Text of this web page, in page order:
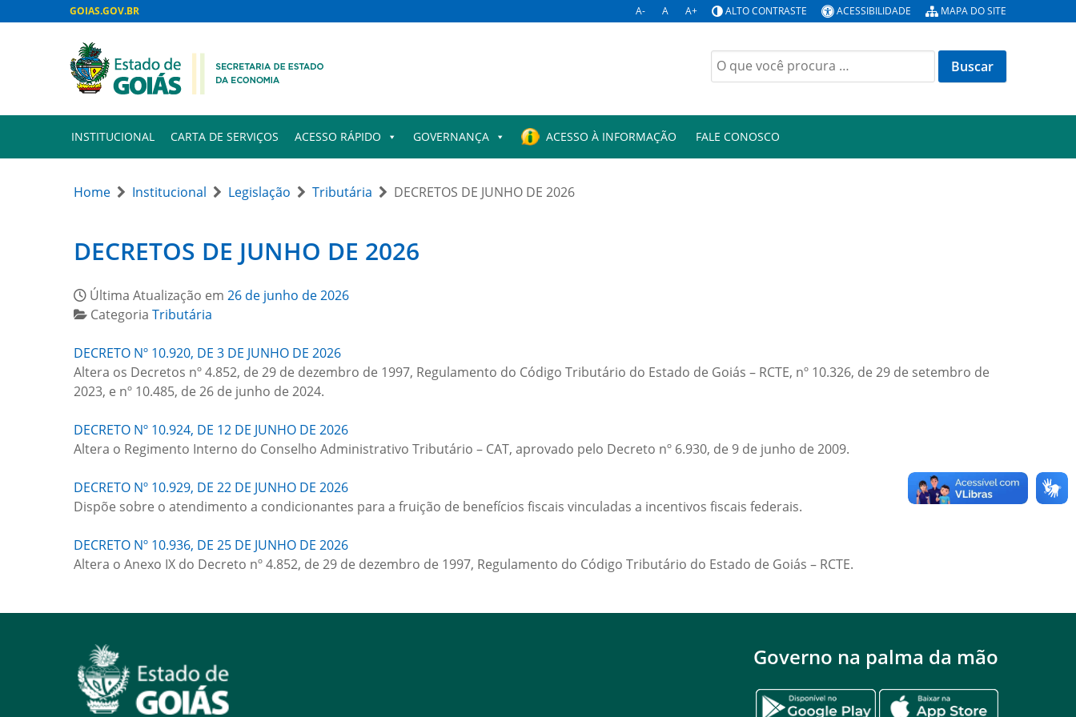
GOIAS.GOV.BR A- A A+ ALTO CONTRASTE ACESSIBILIDADE MAPA DO SITE
INSTITUCIONAL CARTA DE SERVIÇOS ACESSO RÁPIDO GOVERNANÇA ACESSO À INFORMAÇÃO FALE CONOSCO
Home Institucional Legislação Tributária DECRETOS DE JUNHO DE 2026
DECRETOS DE JUNHO DE 2026
Última Atualização em 26 de junho de 2026
Categoria Tributária
DECRETO Nº 10.920, DE 3 DE JUNHO DE 2026
Altera os Decretos nº 4.852, de 29 de dezembro de 1997, Regulamento do Código Tributário do Estado de Goiás – RCTE, nº 10.326, de 29 de setembro de
2023, e nº 10.485, de 26 de junho de 2024.
DECRETO Nº 10.924, DE 12 DE JUNHO DE 2026
Altera o Regimento Interno do Conselho Administrativo Tributário – CAT, aprovado pelo Decreto nº 6.930, de 9 de junho de 2009.
DECRETO Nº 10.929, DE 22 DE JUNHO DE 2026
Dispõe sobre o atendimento a condicionantes para a fruição de benefícios fiscais vinculadas a incentivos fiscais federais.
DECRETO Nº 10.936, DE 25 DE JUNHO DE 2026
Altera o Anexo IX do Decreto nº 4.852, de 29 de dezembro de 1997, Regulamento do Código Tributário do Estado de Goiás – RCTE.
Governo na palma da mão